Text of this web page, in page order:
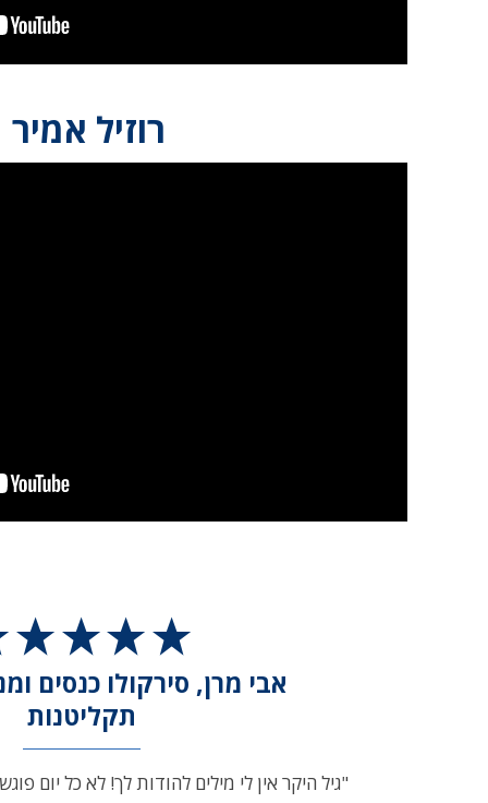
רוזיל אמיר
אבי מרן, סירקולו כנסים
תקליטנות
"גיל היקר אין לי מילים להודות לך! לא כל יום